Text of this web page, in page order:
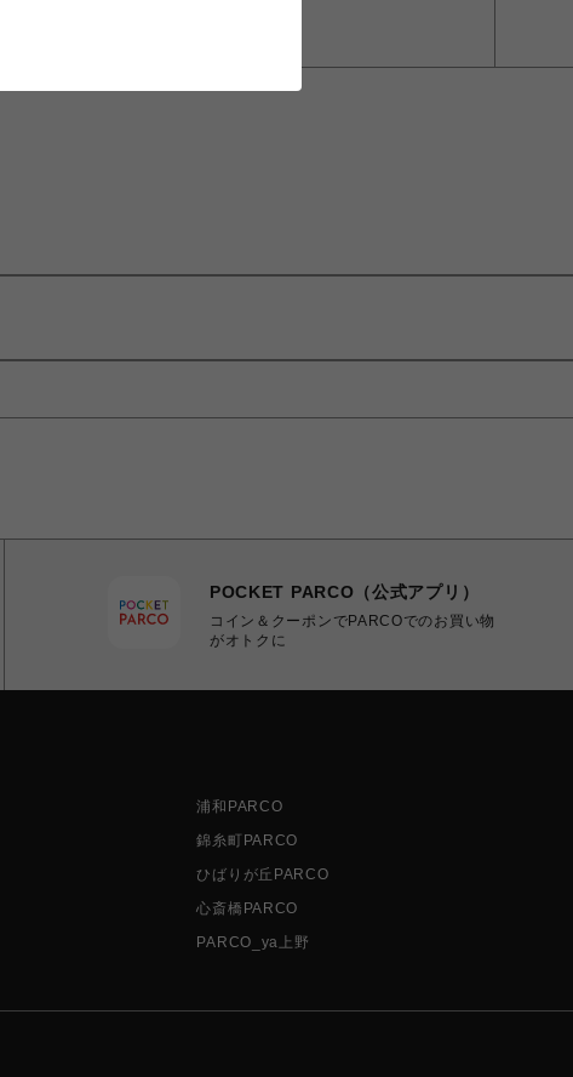
POCKET PARCO（公式アプリ）
コイン＆クーポンでPARCOでのお買い物
がオトクに
浦和PARCO
錦糸町PARCO
ひばりが丘PARCO
心斎橋PARCO
PARCO_ya上野